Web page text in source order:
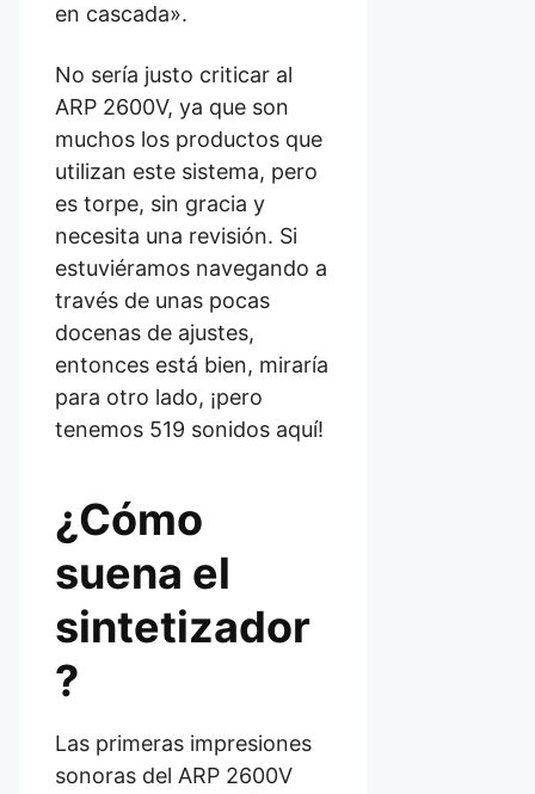
en cascada».
No sería justo criticar al
ARP 2600V, ya que son
muchos los productos que
utilizan este sistema, pero
es torpe, sin gracia y
necesita una revisión. Si
estuviéramos navegando a
través de unas pocas
docenas de ajustes,
entonces está bien, miraría
para otro lado, ¡pero
tenemos 519 sonidos aquí!
¿Cómo
suena el
sintetizador
?
Las primeras impresiones
sonoras del ARP 2600V